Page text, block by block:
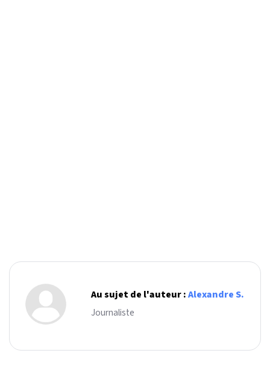
Au sujet de l'auteur :Alexandre S.
Journaliste